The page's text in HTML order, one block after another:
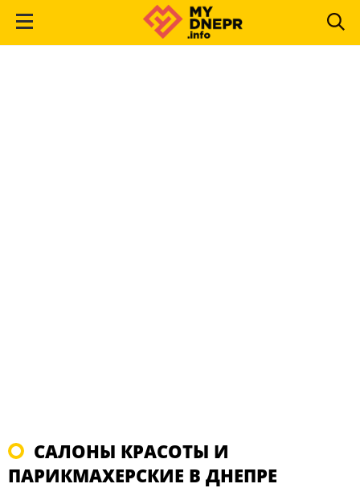
САЛОНЫ КРАСОТЫ И
ПАРИКМАХЕРСКИЕ В ДНЕПРЕ